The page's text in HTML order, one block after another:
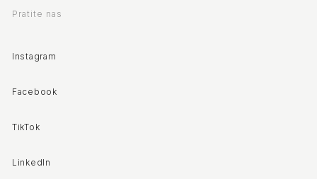
Pratite nas
Instagram
Facebook
TikTok
LinkedIn